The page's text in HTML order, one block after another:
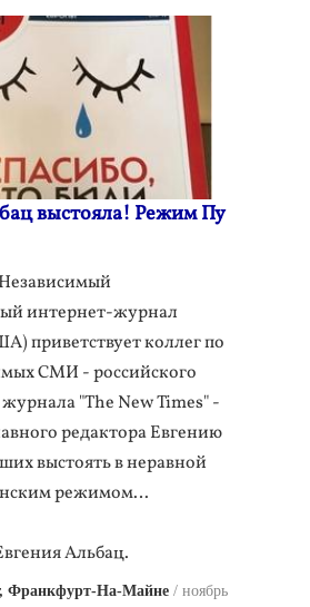
выстояла! Режим Пу
интернет-журнал
приветствует коллег по
СМИ - российского
"The New Times" -
редактора Евгению
выстоять в неравной
режимом…
Альбац.
Франкфурт-На-Майне ноябрь